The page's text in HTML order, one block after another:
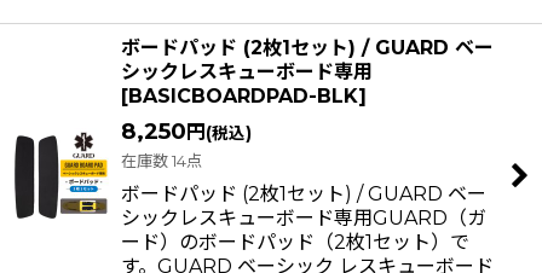
ボードパッド (2枚1セット) / GUARD ベー
シックレスキューボード専用
[BASICBOARDPAD-BLK]
8,250 円 (税込)
在庫数 14点
ボードパッド (2枚1セット) / GUARD ベー
シックレスキューボード専用GUARD（ガ
ード）のボードパッド（2枚1セット）で
す。GUARD ベーシック レスキューボード